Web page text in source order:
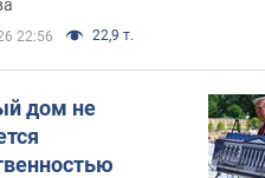
22:56 22,9 т.
дом не